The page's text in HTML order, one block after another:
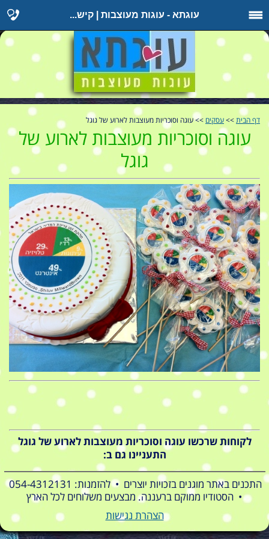
עוגתא - עוגות מעוצבות | קיש...
דף הבית >> עסקים >> עוגה וסוכריות מעוצבות לארוע של גוגל
עוגה וסוכריות מעוצבות לארוע של
גוגל
לקוחות שרכשו עוגה וסוכריות מעוצבות לארוע של גוגל
התעניינו גם ב:
התכנים באתר מוגנים בזכויות יוצרים • להזמנות: 054-4312131
• הסטודיו ממוקם ברעננה. מבצעים משלוחים לכל הארץ
הצהרת נגישות